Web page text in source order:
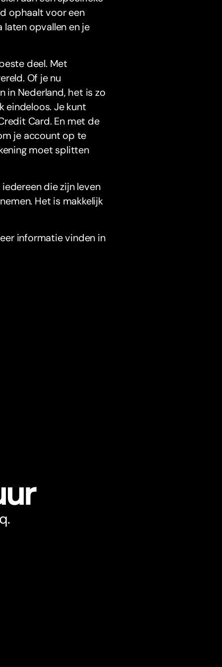
ophaalt voor een
opvallen en je
deel. Met
Of je nu
in Nederland, het is zo
eindeloos. Je kunt
Card. En met de
je account op te
moet splitten
die zijn leven
Het is makkelijk
informatie vinden in